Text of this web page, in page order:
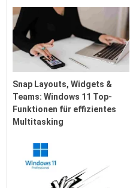
Snap Layouts, Widgets &
Teams: Windows 11 Top-
Funktionen für effizientes
Multitasking